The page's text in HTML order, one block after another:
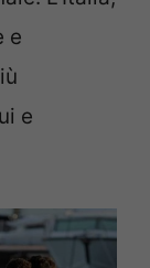
e
e